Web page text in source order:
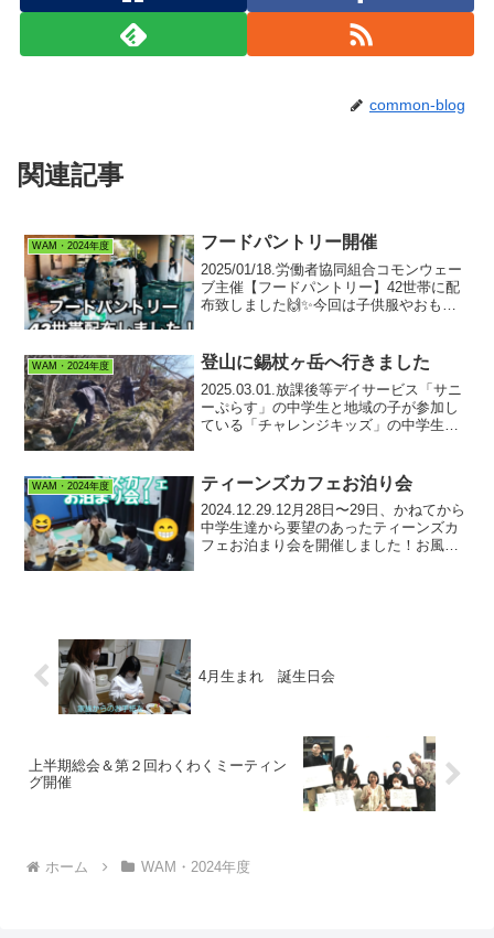
common-blog
関連記事
WAM・2024年度 フードパントリー開催
2025/01/18.労働者協同組合コモンウェー
ブ主催【フードパントリー】42世帯に配
布致しました🙌✨今回は子供服やおもち
を持ってきて、必要なものを持って帰る
循環型...
WAM・2024年度 登山に錫杖ヶ岳へ行きました
2025.03.01.放課後等デイサービス「サニ
ーぷらす」の中学生と地域の子が参加し
ている「チャレンジキッズ」の中学生と
ゃくじょうがたけ）。登り１時間15分の
行程で...
WAM・2024年度 ティーンズカフェお泊り会
2024.12.29.12月28日〜29日、かねてから
中学生達から要望のあったティーンズカ
フェお泊まり会を開催しました！お風呂
4月生まれ 誕生日会
上半期総会＆第２回わくわくミーティン
グ開催
ホーム WAM・2024年度